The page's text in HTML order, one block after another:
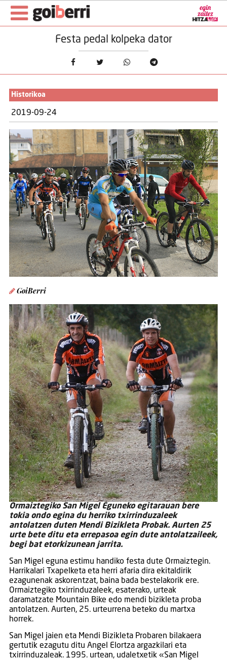
Festa pedal kolpeka dator
Historikoa
2019-09-24
GoiBerri
Ormaiztegiko San Migel Eguneko egitarauan bere
tokia ondo egina du herriko txirrinduzaleek
antolatzen duten Mendi Bizikleta Probak. Aurten 25
urte bete ditu eta errepasoa egin dute antolatzaileek,
begi bat etorkizunean jarrita.
San Migel eguna estimu handiko festa dute Ormaiztegin.
Harrikalari Txapelketa eta herri afaria dira ekitaldirik
ezagunenak askorentzat, baina bada bestelakorik ere.
Ormaiztegiko txirrinduzaleek, esaterako, urteak
daramatzate Mountain Bike edo mendi bizikleta proba
antolatzen. Aurten, 25. urteurrena beteko du martxa
horrek.
San Migel jaien eta Mendi Bizikleta Probaren bilakaera
gertutik ezagutu ditu Angel Elortza argazkilari eta
txirrinduzaleak. 1995. urtean, udaletxetik «San Migel